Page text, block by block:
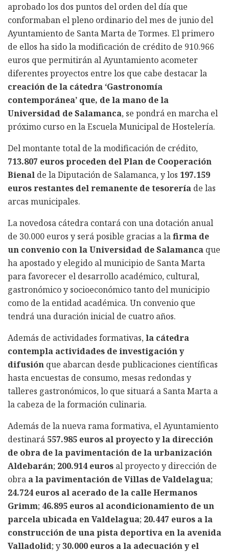
aprobado los dos puntos del orden del día que
conformaban el pleno ordinario del mes de junio del
Ayuntamiento de Santa Marta de Tormes. El primero
de ellos ha sido la modificación de crédito de 910.966
euros que permitirán al Ayuntamiento acometer
diferentes proyectos entre los que cabe destacar la
creación de la cátedra ‘Gastronomía
contemporánea’ que, de la mano de la
Universidad de Salamanca, se pondrá en marcha el
próximo curso en la Escuela Municipal de Hostelería.
Del montante total de la modificación de crédito,
713.807 euros proceden del Plan de Cooperación
Bienal de la Diputación de Salamanca, y los 197.159
euros restantes del remanente de tesorería de las
arcas municipales.
La novedosa cátedra contará con una dotación anual
de 30.000 euros y será posible gracias a lafirma de
un convenio con la Universidad de Salamanca que
ha apostado y elegido al municipio de Santa Marta
para favorecer el desarrollo académico, cultural,
gastronómico y socioeconómico tanto del municipio
como de la entidad académica. Un convenio que
tendrá una duración inicial de cuatro años.
Además de actividades formativas,la cátedra
contempla actividades de investigación y
difusión que abarcan desde publicaciones científicas
hasta encuestas de consumo, mesas redondas y
talleres gastronómicos, lo que situará a Santa Marta a
la cabeza de la formación culinaria.
Además de la nueva rama formativa, el Ayuntamiento
destinará 557.985 euros al proyecto y la dirección
de obra de la pavimentación de la urbanización
Aldebarán; 200.914 euros al proyecto y dirección de
obra a la pavimentación de Villas de Valdelagua;
24.724 euros al acerado de la calle Hermanos
Grimm; 46.895 euros al acondicionamiento de un
parcela ubicada en Valdelagua; 20.447 euros a la
construcción de una pista deportiva en la avenida
Valladolid; y 30.000 euros a la adecuación y el